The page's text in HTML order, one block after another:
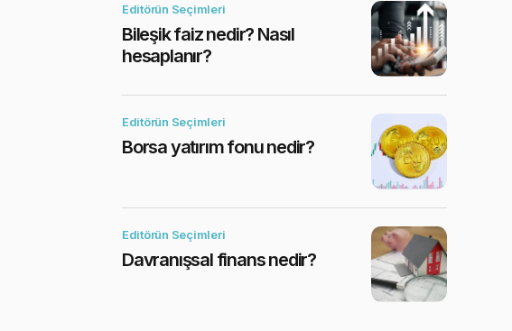
Editörün Seçimleri
Bileşik faiz nedir? Nasıl
hesaplanır?
Editörün Seçimleri
Borsa yatırım fonu nedir?
Editörün Seçimleri
Davranışsal finans nedir?